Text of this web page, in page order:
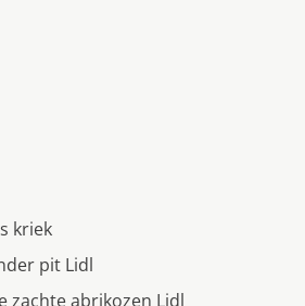
kriek
pit Lidl
zachte abrikozen Lidl